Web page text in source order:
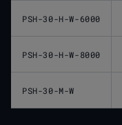
PSH-30-H-W-6000
PSH-30-H-W-8000
PSH-30-M-W